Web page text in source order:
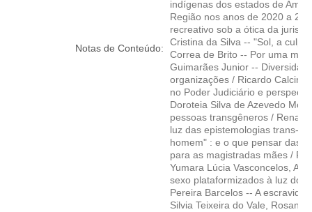
Notas de Conteúdo:
indígenas dos estados de
Região nos anos de 2020 a
recreativo sob a ótica da
Cristina da Silva -- "Sol, a
Correa de Brito -- Por uma
Guimarães Junior --
organizações / Ricardo Calcini,
no Poder Judiciário e
Doroteia Silva de Azevedo
pessoas transgêneros /
luz das epistemologias trans-
homem" : e o que pensar das
para as magistradas mães /
Yumara Lúcia Vasconcelos,
sexo plataformizados à luz do
Pereira Barcelos -- A
Silvia Teixeira do Vale,